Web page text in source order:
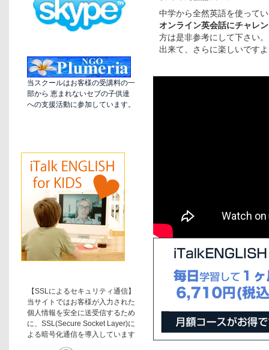
当スクールはお客様の受講料の一
部から 恵まれないセブの子供達
への支援活動に参加しています。
【SSLによるセキュリティ通信】
当サイトではお客様が入力された
個人情報を安全に送受信するため
に、SSL(Secure Socket Layer)に
よる暗号化通信を導入しています
中学から全然英語を使って
オンライン英会話にチャレ
方は是非参考にして下さい
出来て、さらに楽しいです